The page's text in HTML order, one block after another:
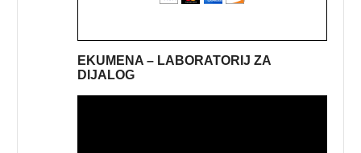
EKUMENA – LABORATORIJ ZA
DIJALOG